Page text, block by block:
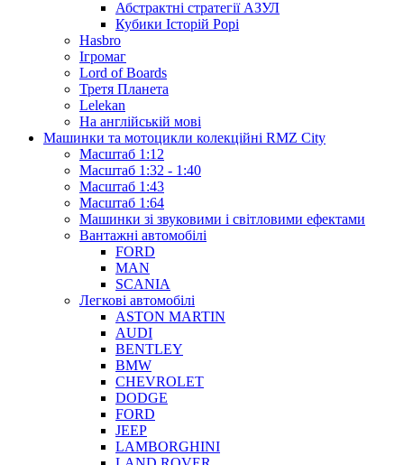
Абстрактні стратегії АЗУЛ
Кубики Історій Рорі
Hasbro
Ігромаг
Lord of Boards
Третя Планета
Lelekan
На англійській мові
Машинки та мотоцикли колекційні RMZ City
Масштаб 1:12
Масштаб 1:32 - 1:40
Масштаб 1:43
Масштаб 1:64
Машинки зі звуковими і світловими ефектами
Вантажні автомобілі
FORD
MAN
SCANIA
Легкові автомобілі
ASTON MARTIN
AUDI
BENTLEY
BMW
CHEVROLET
DODGE
FORD
JEEP
LAMBORGHINI